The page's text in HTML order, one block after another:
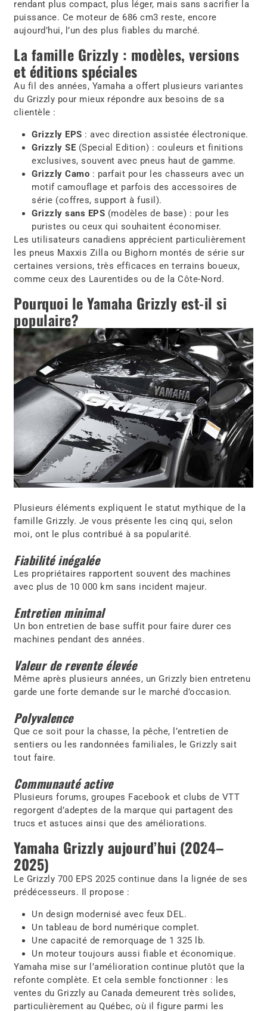
rendant plus compact, plus léger, mais sans sacrifier la
puissance. Ce moteur de 686 cm3 reste, encore
aujourd’hui, l’un des plus fiables du marché.
La famille Grizzly : modèles, versions
et éditions spéciales
Au fil des années, Yamaha a offert plusieurs variantes
du Grizzly pour mieux répondre aux besoins de sa
clientèle :
Grizzly EPS : avec direction assistée électronique.
Grizzly SE (Special Edition) : couleurs et finitions
exclusives, souvent avec pneus haut de gamme.
Grizzly Camo : parfait pour les chasseurs avec un
motif camouflage et parfois des accessoires de
série (coffres, support à fusil).
Grizzly sans EPS (modèles de base) : pour les
puristes ou ceux qui souhaitent économiser.
Les utilisateurs canadiens apprécient particulièrement
les pneus Maxxis Zilla ou Bighorn montés de série sur
certaines versions, très efficaces en terrains boueux,
comme ceux des Laurentides ou de la Côte-Nord.
Pourquoi le Yamaha Grizzly est-il si
populaire?
Plusieurs éléments expliquent le statut mythique de la
famille Grizzly. Je vous présente les cinq qui, selon
moi, ont le plus contribué à sa popularité.
Fiabilité inégalée
Les propriétaires rapportent souvent des machines
avec plus de 10 000 km sans incident majeur.
Entretien minimal
Un bon entretien de base suffit pour faire durer ces
machines pendant des années.
Valeur de revente élevée
Même après plusieurs années, un Grizzly bien entretenu
garde une forte demande sur le marché d’occasion.
Polyvalence
Que ce soit pour la chasse, la pêche, l’entretien de
sentiers ou les randonnées familiales, le Grizzly sait
tout faire.
Communauté active
Plusieurs forums, groupes Facebook et clubs de VTT
regorgent d’adeptes de la marque qui partagent des
trucs et astuces ainsi que des améliorations.
Yamaha Grizzly aujourd’hui (2024–
2025)
Le Grizzly 700 EPS 2025 continue dans la lignée de ses
prédécesseurs. Il propose :
Un design modernisé avec feux DEL.
Un tableau de bord numérique complet.
Une capacité de remorquage de 1 325 lb.
Un moteur toujours aussi fiable et économique.
Yamaha mise sur l’amélioration continue plutôt que la
refonte complète. Et cela semble fonctionner : les
ventes du Grizzly au Canada demeurent très solides,
particulièrement au Québec, où il figure parmi les